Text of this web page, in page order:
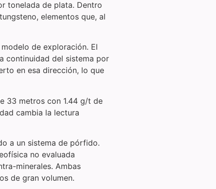
tonelada de plata. Dentro
elementos que, al
de exploración. El
continuidad del sistema por
en esa dirección, lo que
33 metros con 1.44 g/t de
cambia la lectura
a un sistema de pórfido.
no evaluada
minerales. Ambas
de gran volumen.